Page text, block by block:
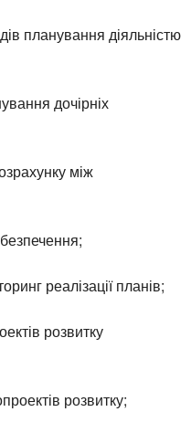
планування діяльністю
дочірніх
між
реалізації планів;
розвитку
розвитку;